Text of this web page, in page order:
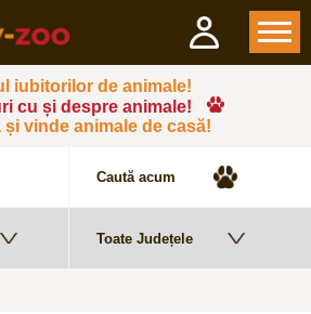
iubitorilor de animale!
cu și despre animale!
și vinde animale de casă!